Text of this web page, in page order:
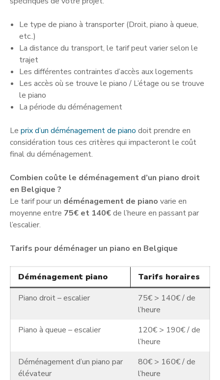
Le type de piano à transporter (Droit, piano à queue,
etc..)
La distance du transport, le tarif peut varier selon le
trajet
Les différentes contraintes d’accès aux logements
Les accès où se trouve le piano / L’étage ou se trouve
le piano
La période du déménagement
Le prix d’un déménagement de piano doit prendre en
considération tous ces critères qui impacteront le coût
final du déménagement.
Combien coûte le déménagement d’un piano droit
en Belgique ?
Le tarif pour un déménagement de piano varie en
moyenne entre 75€ et 140€de l’heure en passant par
l’escalier.
Tarifs pour déménager un piano en Belgique
Déménagement piano
Tarifs horaires
Piano droit – escalier
75€ > 140€ / de
l’heure
Piano à queue – escalier
120€ > 190€ / de
l’heure
Déménagement d’un piano par
élévateur
80€ > 160€ / de
l’heure